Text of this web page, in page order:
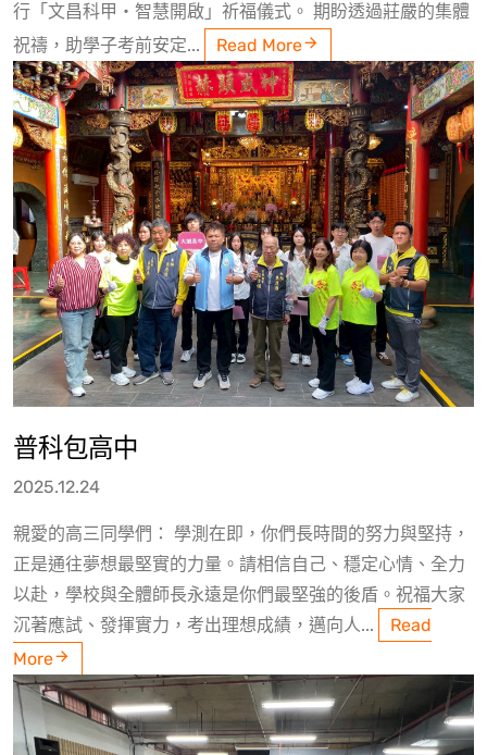
行「文昌科甲・智慧開啟」祈福儀式。 期盼透過莊嚴的集體
祝禱，助學子考前安定...
Read More
普科包高中
2025.12.24
親愛的高三同學們： 學測在即，你們長時間的努力與堅持，
正是通往夢想最堅實的力量。請相信自己、穩定心情、全力
以赴，學校與全體師長永遠是你們最堅強的後盾。祝福大家
沉著應試、發揮實力，考出理想成績，邁向人...
Read
More